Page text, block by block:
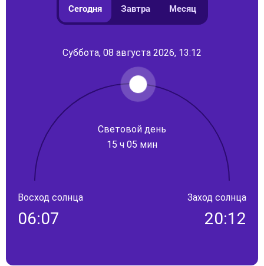
Сегодня Завтра Месяц
Суббота, 08 августа 2026, 13:12
Световой день
15 ч 05 мин
Восход солнца
06:07
Заход солнца
20:12